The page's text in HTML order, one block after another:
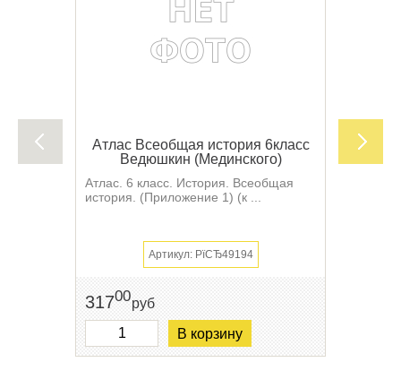
Атлас Всеобщая история 6класс
Ведюшкин (Мединского)
Атлас. 6 класс. История. Всеобщая
история. (Приложение 1) (к ...
Артикул: РїСЂ49194
31700руб
В корзину